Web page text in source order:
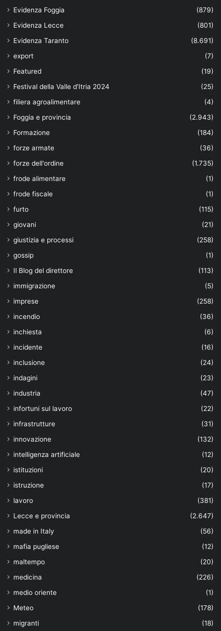
Evidenza Foggia
(879)
Evidenza Lecce
(801)
Evidenza Taranto
(8.691)
export
(7)
Featured
(19)
Festival della Valle d'Itria 2024
(25)
filiera agroalimentare
(4)
Foggia e provincia
(2.943)
Formazione
(184)
forze armate
(36)
forze dell'ordine
(1.735)
frode alimentare
(1)
frode fiscale
(1)
furto
(115)
giovani
(21)
giustizia e processi
(258)
gossip
(1)
Il Blog del direttore
(113)
immigrazione
(5)
imprese
(258)
incendio
(36)
inchiesta
(6)
incidente
(16)
inclusione
(24)
indagini
(23)
industria
(47)
infortuni sul lavoro
(22)
infrastrutture
(31)
innovazione
(132)
intelligenza artificiale
(12)
istituzioni
(20)
istruzione
(17)
lavoro
(381)
Lecce e provincia
(2.647)
made in Italy
(56)
mafia pugliese
(12)
maltempo
(20)
medicina
(226)
medio oriente
(1)
Meteo
(178)
migranti
(18)